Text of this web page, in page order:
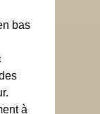
bas
à